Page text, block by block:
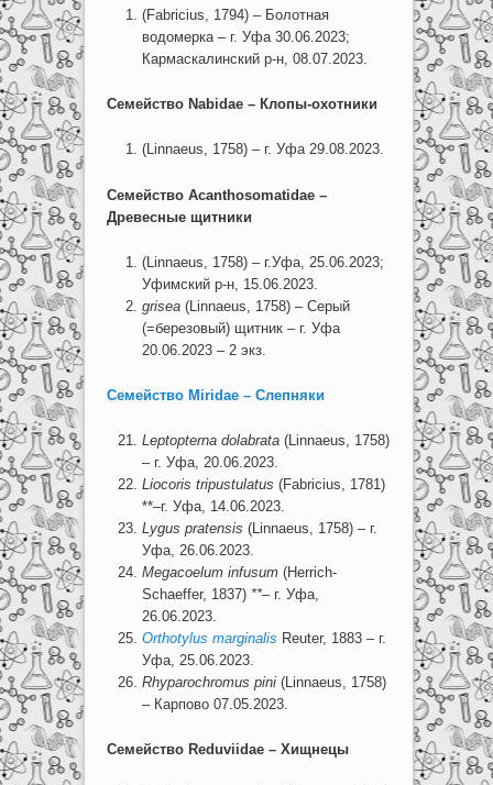
(Fabricius, 1794) – Болотная
водомерка – г. Уфа 30.06.2023;
Кармаскалинский р-н, 08.07.2023.
СемействоNabidae– Клопы-охотники
(Linnaeus, 1758) – г. Уфа 29.08.2023.
Семейство Acanthosomatidae–
Древесные щитники
(Linnaeus, 1758) – г.Уфа, 25.06.2023;
Уфимский р-н, 15.06.2023.
grisea (Linnaeus, 1758) – Серый
(=березовый) щитник – г. Уфа
20.06.2023 – 2 экз.
Семейство Miridae – Слепняки
Leptopterna dolabrata (Linnaeus, 1758)
– г. Уфа, 20.06.2023.
Liocoris tripustulatus(Fabricius, 1781)
**–г. Уфа, 14.06.2023.
Lygus pratensis(Linnaeus, 1758) – г.
Уфа, 26.06.2023.
Megacoelum infusum(Herrich-
Schaeffer, 1837) **– г. Уфа,
26.06.2023.
Orthotylus marginalis Reuter, 1883 – г.
Уфа, 25.06.2023.
Rhyparochromus pini (Linnaeus, 1758)
– Карпово 07.05.2023.
СемействоReduviidae– Хищнецы